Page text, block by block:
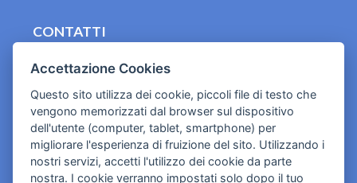
CONTATTI
Cookies e informativa privacy
Accettazione Cookies
Questo sito utilizza dei cookie, piccoli file di testo che
vengono memorizzati dal browser sul dispositivo
dell'utente (computer, tablet, smartphone) per
migliorare l'esperienza di fruizione del sito. Utilizzando i
nostri servizi, accetti l'utilizzo dei cookie da parte
nostra. I cookie verranno impostati solo dopo il tuo